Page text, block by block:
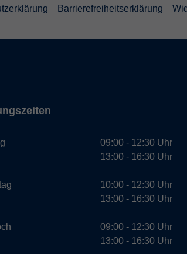
Barrierefreiheitserklärung
09:00 - 12:30 Uhr
13:00 - 16:30 Uhr
10:00 - 12:30 Uhr
13:00 - 16:30 Uhr
09:00 - 12:30 Uhr
13:00 - 16:30 Uhr